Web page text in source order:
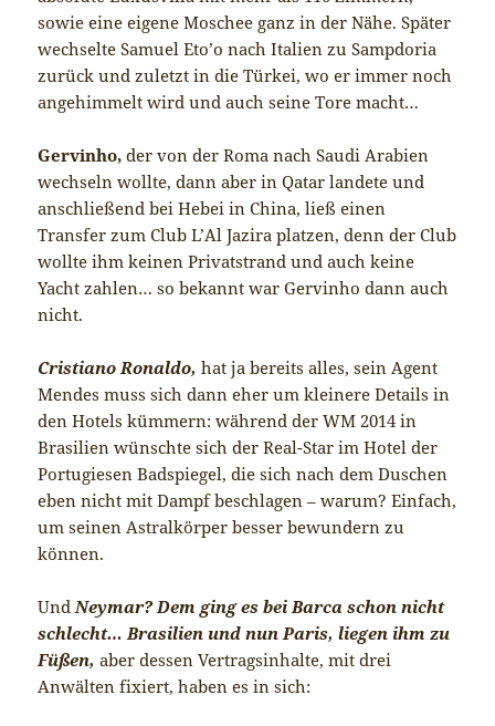
sowie eine eigene Moschee ganz in der Nähe. Später
wechselte Samuel Eto’o nach Italien zu Sampdoria
zurück und zuletzt in die Türkei, wo er immer noch
angehimmelt wird und auch seine Tore macht…
Gervinho, der von der Roma nach Saudi Arabien
wechseln wollte, dann aber in Qatar landete und
anschließend bei Hebei in China, ließ einen
Transfer zum Club L’Al Jazira platzen, denn der Club
wollte ihm keinen Privatstrand und auch keine
Yacht zahlen… so bekannt war Gervinho dann auch
nicht.
Cristiano Ronaldo,hat ja bereits alles, sein Agent
Mendes muss sich dann eher um kleinere Details in
den Hotels kümmern: während der WM 2014 in
Brasilien wünschte sich der Real-Star im Hotel der
Portugiesen Badspiegel, die sich nach dem Duschen
eben nicht mit Dampf beschlagen – warum? Einfach,
um seinen Astralkörper besser bewundern zu
können.
Und Neymar? Dem ging es bei Barca schon nicht
schlecht… Brasilien und nun Paris, liegen ihm zu
Füßen,aber dessen Vertragsinhalte, mit drei
Anwälten fixiert, haben es in sich: